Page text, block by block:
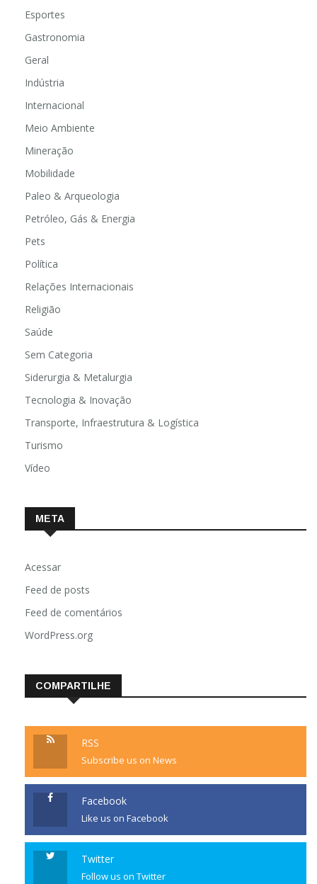
Esportes
Gastronomia
Geral
Indústria
Internacional
Meio Ambiente
Mineração
Mobilidade
Paleo & Arqueologia
Petróleo, Gás & Energia
Pets
Política
Relações Internacionais
Religião
Saúde
Sem Categoria
Siderurgia & Metalurgia
Tecnologia & Inovação
Transporte, Infraestrutura & Logística
Turismo
Vídeo
META
Acessar
Feed de posts
Feed de comentários
WordPress.org
COMPARTILHE
RSS
Subscribe us on News
Facebook
Like us on Facebook
Twitter
Follow us on Twitter